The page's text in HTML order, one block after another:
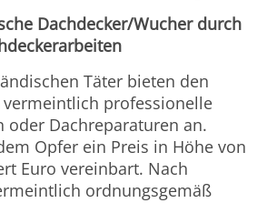
Dachdecker/Wucher durch
Täter bieten den
professionelle
oder Dachreparaturen an.
Opfer ein Preis in Höhe von
Euro vereinbart. Nach
ordnungsgemäß